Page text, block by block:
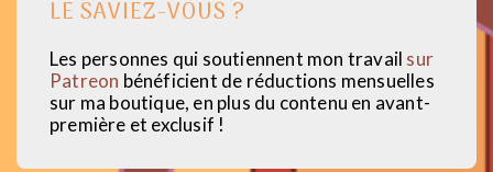
LE SAVIEZ-VOUS ?
Les personnes qui soutiennent mon travail sur
Patreon bénéficient de réductions mensuelles
sur ma boutique, en plus du contenu en avant-
première et exclusif !